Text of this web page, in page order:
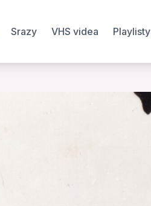
Srazy VHS videa Playlisty